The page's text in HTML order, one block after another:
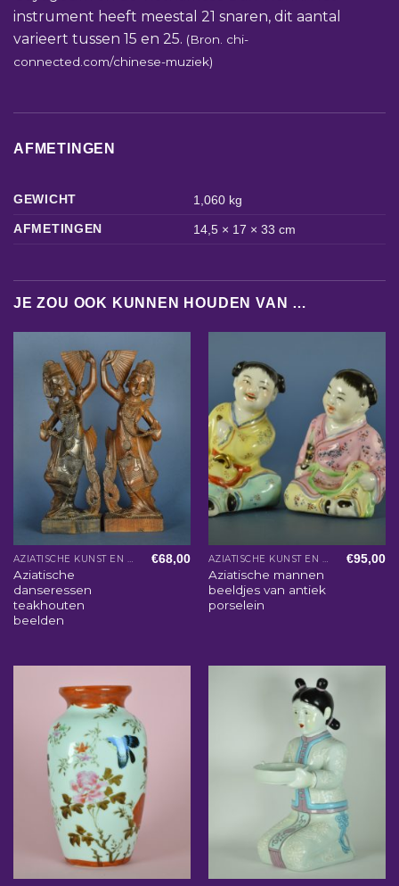
instrument heeft meestal 21 snaren, dit aantal
varieert tussen 15 en 25. (Bron. chi-
connected.com/chinese-muziek)
AFMETINGEN
GEWICHT
1,060 kg
AFMETINGEN
14,5 × 17 × 33 cm
JE ZOU OOK KUNNEN HOUDEN VAN …
AZIATISCHE KUNST EN WOONACCESSOIRES
Aziatische
danseressen
teakhouten
beelden
€68,00 AZIATISCHE KUNST EN WOONACCESSOIRES
Aziatische mannen
beeldjes van antiek
porselein
€95,00